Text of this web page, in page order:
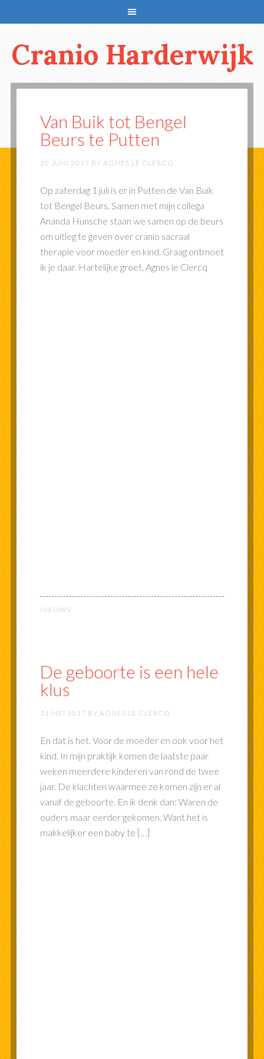
Cranio Harderwijk
Van Buik tot Bengel
Beurs te Putten
20 JUNI 2017 BY AGNES LE CLERCQ
Op zaterdag 1 juli is er in Putten de Van Buik
tot Bengel Beurs. Samen met mijn collega
Ananda Hunsche staan we samen op de beurs
om uitleg te geven over cranio sacraal
therapie voor moeder en kind. Graag ontmoet
ik je daar. Hartelijke groet, Agnes le Clercq
NIEUWS
De geboorte is een hele
klus
11 MEI 2017 BY AGNES LE CLERCQ
En dat is het. Voor de moeder en ook voor het
kind. In mijn praktijk komen de laatste paar
weken meerdere kinderen van rond de twee
jaar. De klachten waarmee ze komen zijn er al
vanaf de geboorte. En ik denk dan: Waren de
ouders maar eerder gekomen. Want het is
makkelijker een baby te […]